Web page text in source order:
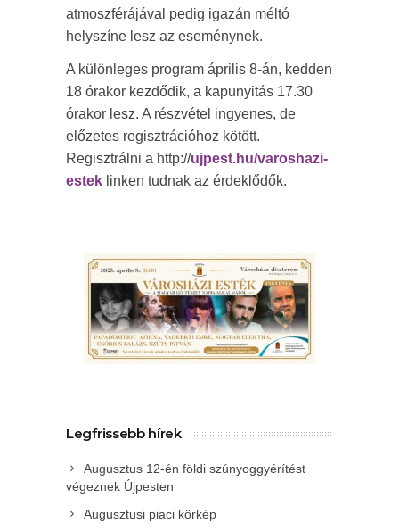
atmoszférájával pedig igazán méltó
helyszíne lesz az eseménynek.
A különleges program április 8-án, kedden
18 órakor kezdődik, a kapunyitás 17.30
órakor lesz. A részvétel ingyenes, de
előzetes regisztrációhoz kötött.
Regisztrálni a http://ujpest.hu/varoshazi-
estek linken tudnak az érdeklődők.
Legfrissebb hírek
Augusztus 12-én földi szúnyoggyérítést
végeznek Újpesten
Augusztusi piaci körkép